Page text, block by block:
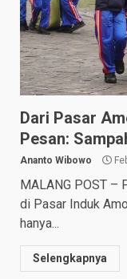
Dari Pasar
Pesan:
Ananto Wibowo
MALANG POST –
di Pasar Induk
hanya...
Selengkapnya